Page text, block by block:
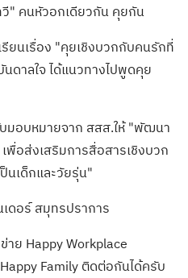
" คนหัวอกเดียวกัน คุยกัน
ยนเรื่อง "คุยเชิงบวกกับคนรักที่
ดาลใจ ได้แนวทางไปพูดคุย
มอบหมายจาก สสส.ให้ "พัฒนา
พื่อส่งเสริมการสื่อสารเชิงบวก
นเด็กและวัยรุ่น"
ดอร์ สมุทรปราการ
าย Happy Workplace
Family ติดต่อกันได้ครับ